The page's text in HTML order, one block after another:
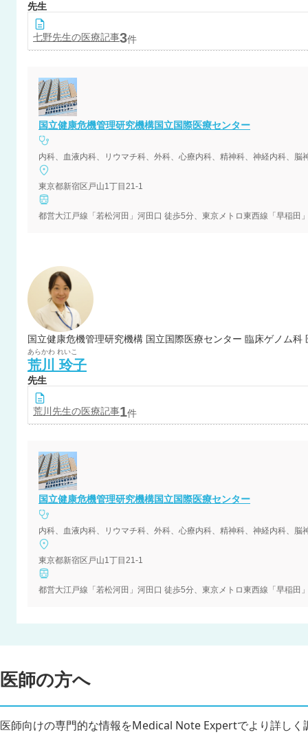
先生
七野先生の医療記事3件
国立健康危機管理研究機構国立国際医療センター
東京都新宿区戸山1丁目21-1
都営大江戸線「若松河田」河田口 徒歩5分、東京メトロ東西線「早稲田
国立健康危機管理研究機構 国立国際医療センター 臨床ゲノム科
あらかわ れいこ
荒川 玲子
先生
荒川 先生の医療記事1件
国立健康危機管理研究機構国立国際医療センター
東京都新宿区戸山1丁目21-1
都営大江戸線「若松河田」河田口 徒歩5分、東京メトロ東西線「早稲田
医師の方へ
医師向けの専門的な情報をMedical Note Expertでより詳しく